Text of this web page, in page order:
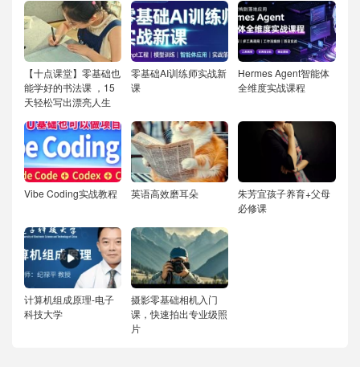
【十点课堂】零基础也
能学好的书法课 ，15
天轻松写出漂亮人生
零基础AI训练师实战新
课
Hermes Agent智能体
全维度实战课程
Vibe Coding实战教程 英语高效磨耳朵
朱芳宜孩子养育+父母
必修课
计算机组成原理-电子
科技大学
摄影零基础相机入门
课，快速拍出专业级照
片